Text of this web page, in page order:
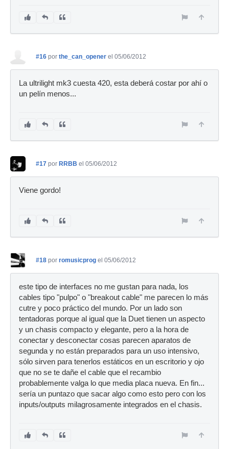
#16 por the_can_opener el 05/06/2012
La ultrilight mk3 cuesta 420, esta deberá costar por ahí o
un pelín menos...
#17 por RRBB el 05/06/2012
Viene gordo!
#18 por romusicprog el 05/06/2012
este tipo de interfaces no me gustan para nada, los
cables tipo "pulpo" o "breakout cable" me parecen lo más
cutre y poco práctico del mundo. Por un lado son
tentadoras porque al igual que la Duet tienen un aspecto
y un chasis compacto y elegante, pero a la hora de
conectar y desconectar cosas parecen aparatos de
segunda y no están preparados para un uso intensivo,
sólo sirven para tenerlos estáticos en un escritorio y ojo
que no se te dañe el cable que el recambio
probablemente valga lo que media placa nueva. En fin...
sería un puntazo que sacar algo como esto pero con los
inputs/outputs milagrosamente integrados en el chasis.